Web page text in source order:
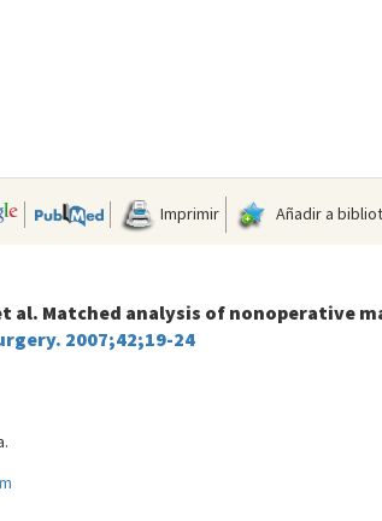
Imprimir Añadir a
al. Matched analysis of nonoperative
2007;42;19-24